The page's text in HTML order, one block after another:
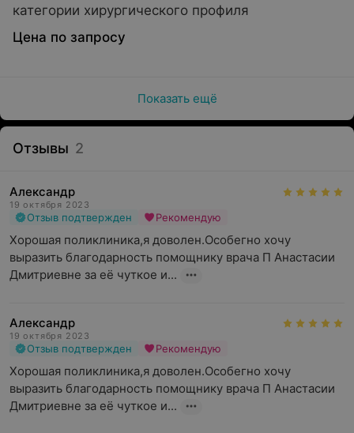
категории хирургического профиля
Цена по запросу
Показать ещё
Отзывы 2
Александр
19 октября 2023
Отзыв подтвержден Рекомендую
Хорошая поликлиника,я доволен.Особегно хочу
выразить благодарность помощнику врача П Анастасии
Дмитриевне за её чуткое и...
Александр
19 октября 2023
Отзыв подтвержден Рекомендую
Хорошая поликлиника,я доволен.Особегно хочу
выразить благодарность помощнику врача П Анастасии
Дмитриевне за её чуткое и...